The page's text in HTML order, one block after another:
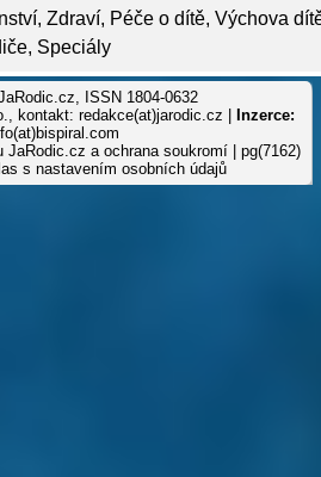
, Zdraví, Péče o dítě, Výchova
, Speciály
ISSN 1804-0632
kontakt: redakce(at)jarodic.cz |
Inzerce:
JaRodic.cz a ochrana soukromí | pg(7162)
s nastavením osobních údajů